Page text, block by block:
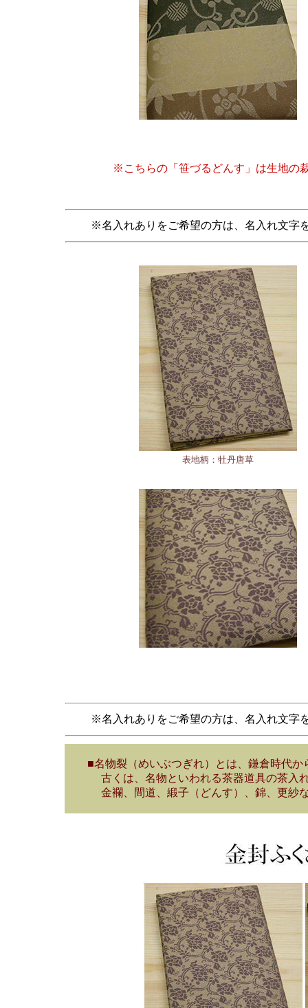
※こちらの「笹づるどんす」は生地の
※名入れありをご希望の方は、名入れ文字
表地柄：牡丹唐草
※名入れありをご希望の方は、名入れ文字
■名物裂（めいぶつぎれ）とは、鎌倉時代か
古くは、名物といわれる茶器道具の茶入れ
金襴、間道、緞子（どんす）、錦、更紗な